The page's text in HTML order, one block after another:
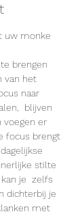
uw monke
brengen
van het
naar
blijven
voegen er
focus brengt
stilte
je  zelfs
dichterbij je
met